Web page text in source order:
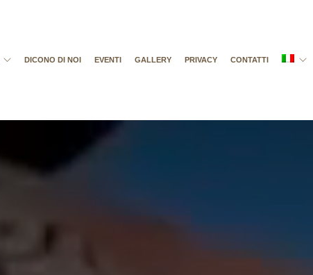
DICONO DI NOI EVENTI GALLERY PRIVACY CONTATTI